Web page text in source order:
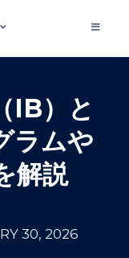
IB）と
ラムや
解説
30, 2026